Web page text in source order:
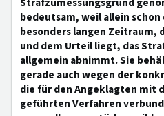
bedeutsam, weil allein schon
besonders langen Zeitraum,
und dem Urteil liegt, das
allgemein abnimmt. Sie
gerade auch wegen der
die für den Angeklagten mit
geführten Verfahren